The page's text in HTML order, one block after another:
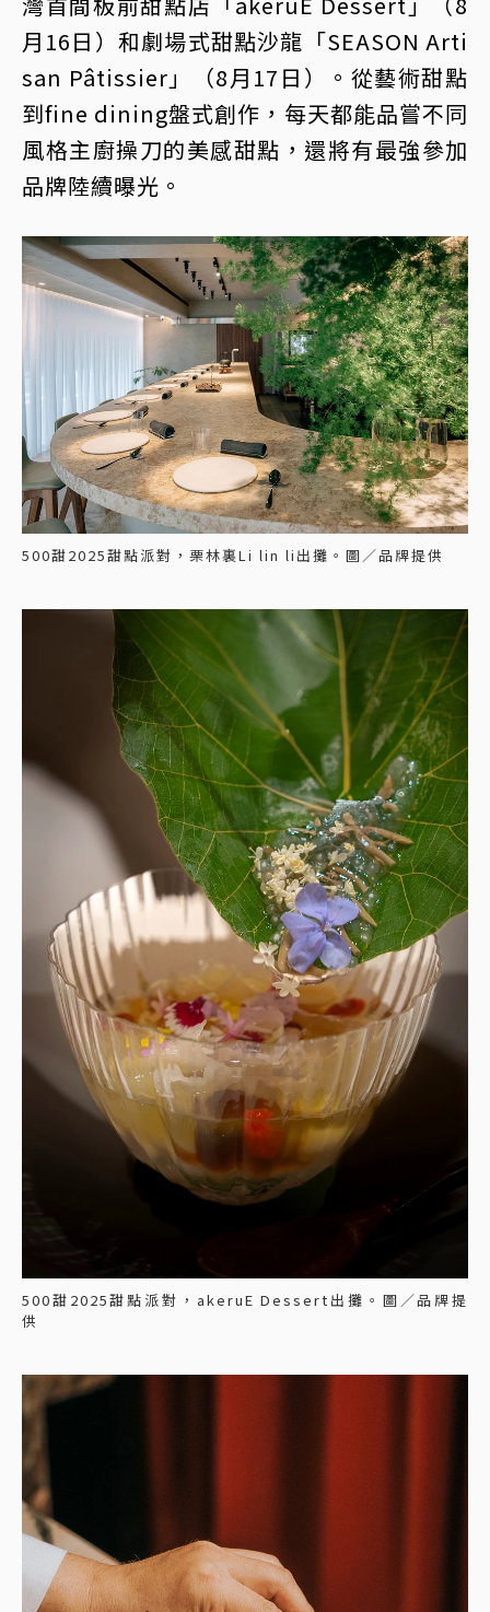
月16日）和劇場式甜點沙龍「SEASON Arti
san Pâtissier」（8月17日）。從藝術甜點
到fine dining盤式創作，每天都能品嘗不同
風格主廚操刀的美感甜點，還將有最強參加
品牌陸續曝光。
500甜2025甜點派對，栗林裏Li lin li出攤。圖／品牌提供
500甜2025甜點派對，akeruE Dessert出攤。圖／品牌提
供